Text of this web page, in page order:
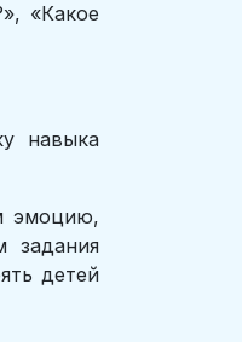
«Какое
навыка
эмоцию,
задания
детей